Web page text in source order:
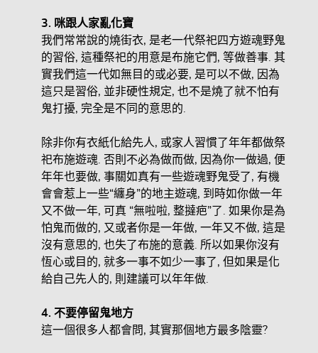
3. 咪跟人家亂化寶
我們常常說的燒街衣, 是老一代祭祀四方遊魂野鬼
的習俗, 這種祭祀的用意是布施它們, 等做善事. 其
實我們這一代如無目的或必要, 是可以不做, 因為
這只是習俗, 並非硬性規定, 也不是燒了就不怕有
鬼打擾, 完全是不同的意思的.
除非你有衣紙化給先人, 或家人習慣了年年都做祭
祀布施遊魂. 否則不必為做而做, 因為你一做過, 便
年年也要做, 事關如真有一些遊魂野鬼受了, 有機
會會惹上一些“纏身”的地主遊魂, 到時如你做一年
又不做一年, 可真 “無啦啦, 整撻疤”了. 如果你是為
怕鬼而做的, 又或者你是一年做, 一年又不做, 這是
沒有意思的, 也失了布施的意義. 所以如果你沒有
恆心或目的, 就多一事不如少一事了, 但如果是化
給自己先人的, 則建議可以年年做.
4. 不要停留鬼地方
這一個很多人都會問, 其實那個地方最多陰靈?